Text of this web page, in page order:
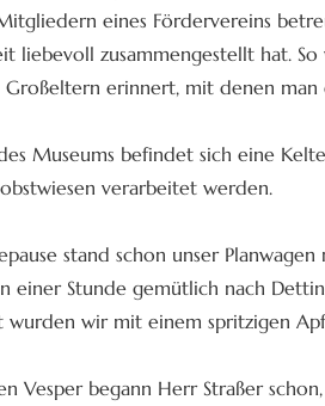
eines Fördervereins
liebevoll zusammengestellt hat.
erinnert, mit denen man
Museums befindet sich eine
verarbeitet werden.
stand schon unser
einer Stunde gemütlich nach
wurden wir mit einem spritzigen
Vesper begann Herr Straßer